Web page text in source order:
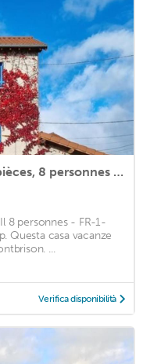
Gîte Saint-Pierre-du-Champ, 5 pièces, 8 personnes - FR-1-582-61
8 personnes - FR-1-
Questa casa vacanze
...
Verifica disponibilità